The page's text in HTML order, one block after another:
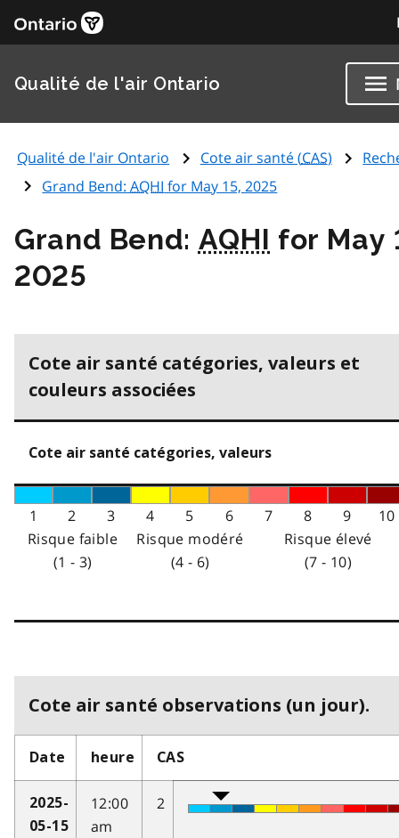
Qualité de l'air Ontario
Qualité de l'air Ontario Cote air santé (CAS)
Grand Bend:AQHI for May 15, 2025
Grand Bend: AQHI for May
2025
Cote air santé catégories, valeurs et
couleurs associées
Cote air santé catégories, valeurs
1 2 3 4 5 6 7 8 9
10
Risque faible
(1 - 3)
Risque modéré
(4 - 6)
Risque élevé
(7 - 10)
Cote air santé observations (un jour).
Date heure CAS
2025-
05-15
12:00
am
2